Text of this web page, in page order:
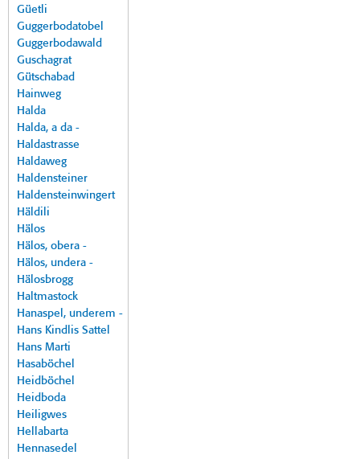
Güetli
Guggerbodatobel
Guggerbodawald
Guschagrat
Gütschabad
Hainweg
Halda
Halda, a da -
Haldastrasse
Haldaweg
Haldensteiner
Haldensteinwingert
Häldili
Hälos
Hälos, obera -
Hälos, undera -
Hälosbrogg
Haltmastock
Hanaspel, underem -
Hans Kindlis Sattel
Hans Marti
Hasaböchel
Heidböchel
Heidboda
Heiligwes
Hellabarta
Hennasedel